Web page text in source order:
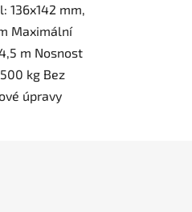
136x142 mm,
Maximální
m Nosnost
kg Bez
úpravy